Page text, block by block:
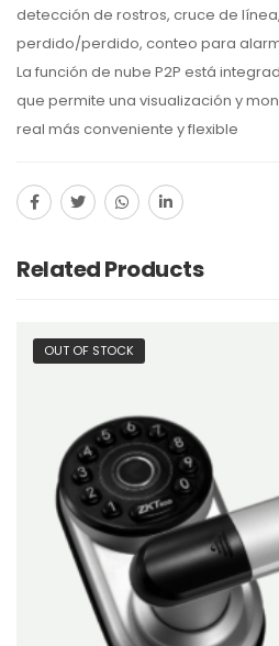
detección de rostros, cruce de
perdido/perdido, conteo para
La función de nube P2P está
que permite una visualización y
real más conveniente y flexible
Related Products
OUT OF STOCK